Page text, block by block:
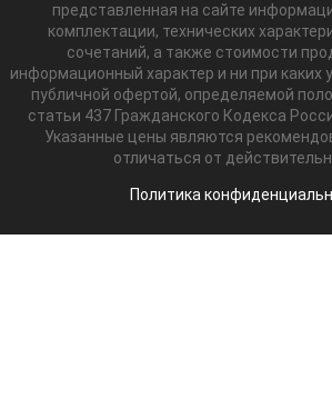
представленная на сайте
комплектации, технических
сочетаний, а также стоимости
информационный характер и ни при каких
публичной офертой, определяемой
статьи 437 Гражданского Кодекса
Указанные цены являются
отличаться от
Политика